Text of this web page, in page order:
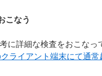
こなう
に詳細な検査をおこなっ
クライアント端末にて通